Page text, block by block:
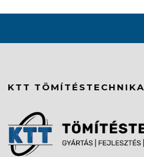
KTT TÖMÍTÉSTECHNIKA